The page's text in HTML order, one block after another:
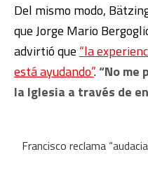
Del mismo modo,
que Jorge Mario
advirtió que“la
está ayudando”.“No me
la Iglesia a través de
Francisco reclama